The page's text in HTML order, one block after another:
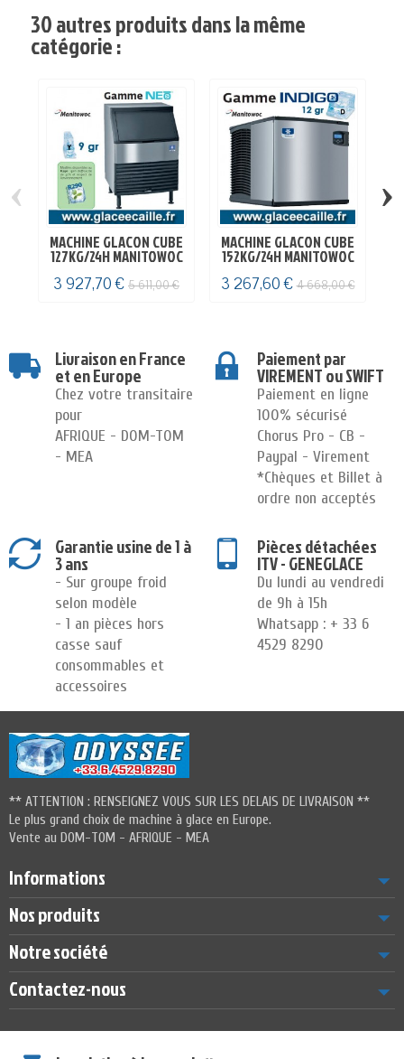
30 autres produits dans la même
catégorie :
MACHINE GLACON CUBE
127KG/24H MANITOWOC
3 927,70 € 5 611,00 €
MACHINE GLACON CUBE
152KG/24H MANITOWOC
3 267,60 €4 668,00 €
‹ ›
Livraison en France
et en Europe
Chez votre transitaire
pour
AFRIQUE - DOM-TOM
- MEA
Paiement par
VIREMENT ou SWIFT
Paiement en ligne
100% sécurisé
Chorus Pro - CB -
Paypal - Virement
*Chèques et Billet à
ordre non acceptés
Garantie usine de 1 à
3 ans
- Sur groupe froid
selon modèle
- 1 an pièces hors
casse sauf
consommables et
accessoires
Pièces détachées
ITV - GENEGLACE
Du lundi au vendredi
de 9h à 15h
Whatsapp : + 33 6
4529 8290
** ATTENTION : RENSEIGNEZ VOUS SUR LES DELAIS DE LIVRAISON **
Le plus grand choix de machine à glace en Europe.
Vente au DOM-TOM - AFRIQUE - MEA
Informations
Nos produits
Notre société
Contactez-nous